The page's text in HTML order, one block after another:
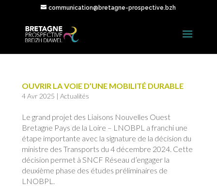
communication@bretagne-prospective.bzh
OUVRIR LA VOIE D’UNE MOBILITÉ DURABLE
4 Avr 2025 | Actualités
Le grand projet des Liaisons Nouvelles Ouest
Bretagne Pays de la Loire – LNOBPL a franchi une
étape importante avec la signature de la décision du
ministre des Transports du 4 décembre 2024. Cette
décision permet à SNCF Réseau d’engager la
deuxième phase des études préliminaires de
LNOBPL.